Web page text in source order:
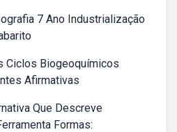
7 Ano Industrialização
Ciclos Biogeoquímicos
Afirmativas
Que Descreve
Formas: